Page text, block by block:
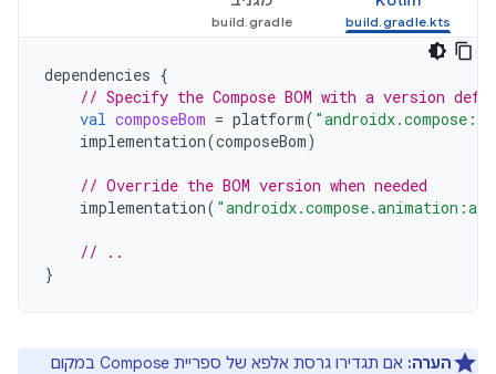
dependencies {
// Specify the Compose BOM with a version
val composeBom = platform(
implementation(composeBom)
// Override the BOM version when needed
implementation(
// ..
}
הערה:
אם תגדירו גרסת אלפא של ספריית Compose במקום